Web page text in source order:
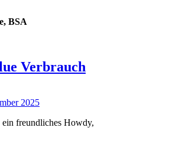
BSA
Verbrauch
2025
freundliches Howdy,